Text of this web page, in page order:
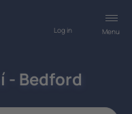
Menu
Log in
- Bedford